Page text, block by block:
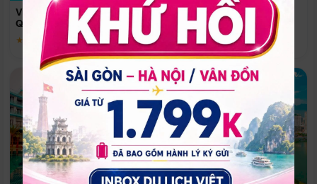
Vinpearl Resort & Spa Phu
Quoc
★ 5.0
Quoc
Phú Quốc
★ 5.0